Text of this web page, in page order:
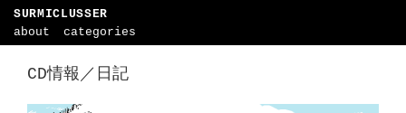
SURMICLUSSER
about
categories
CD情報／日記